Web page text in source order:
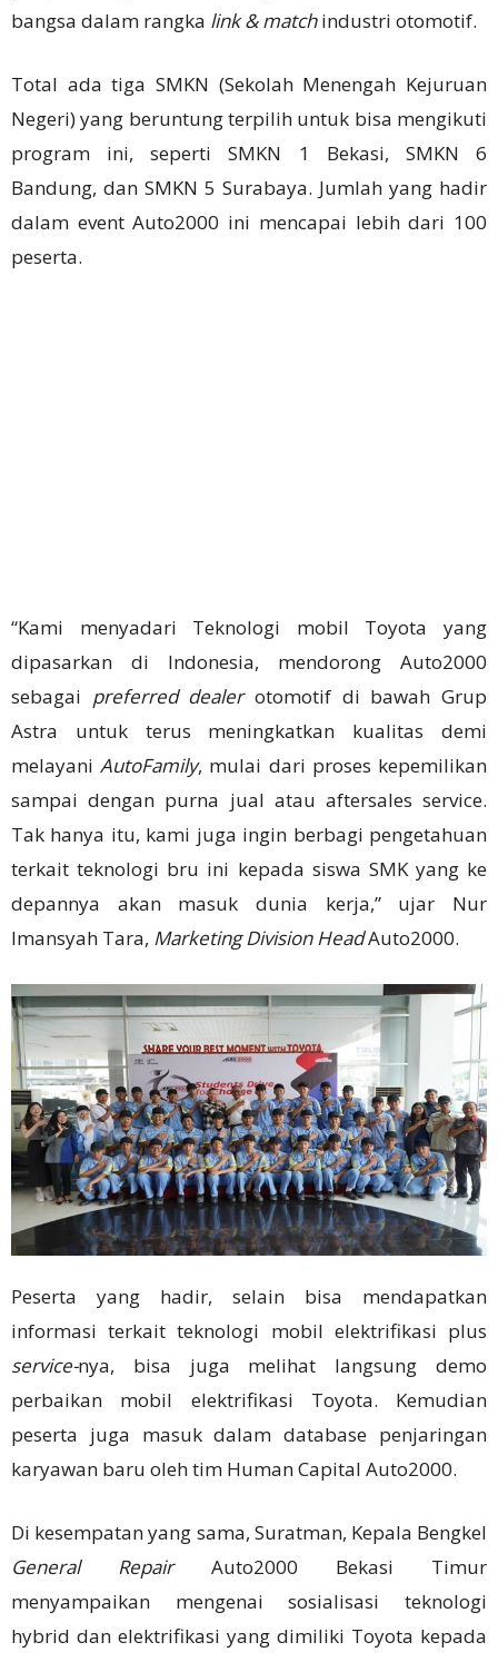
bangsa dalam rangka link & matchindustri otomotif.
Total ada tiga SMKN (Sekolah Menengah Kejuruan
Negeri) yang beruntung terpilih untuk bisa mengikuti
program ini, seperti SMKN 1 Bekasi, SMKN 6
Bandung, dan SMKN 5 Surabaya. Jumlah yang hadir
dalam event Auto2000 ini mencapai lebih dari 100
peserta.
“Kami menyadari Teknologi mobil Toyota yang
dipasarkan di Indonesia, mendorong Auto2000
sebagai preferred dealerotomotif di bawah Grup
Astra untuk terus meningkatkan kualitas demi
melayaniAutoFamily, mulai dari proses kepemilikan
sampai dengan purna jual atau aftersales service.
Tak hanya itu, kami juga ingin berbagi pengetahuan
terkait teknologi bru ini kepada siswa SMK yang ke
depannya akan masuk dunia kerja,” ujar Nur
Imansyah Tara, Marketing Division HeadAuto2000.
Peserta yang hadir, selain bisa mendapatkan
informasi terkait teknologi mobil elektrifikasi plus
service-nya, bisa juga melihat langsung demo
perbaikan mobil elektrifikasi Toyota. Kemudian
peserta juga masuk dalam database penjaringan
karyawan baru oleh tim Human Capital Auto2000.
Di kesempatan yang sama, Suratman, Kepala Bengkel
General RepairAuto2000 Bekasi Timur
menyampaikan mengenai sosialisasi teknologi
hybrid dan elektrifikasi yang dimiliki Toyota kepada